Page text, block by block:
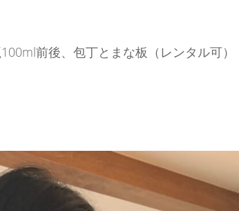
前後、包丁とまな板（レンタル可）